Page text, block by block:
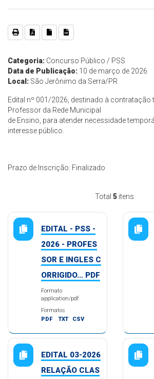
Categoria: Concurso Público / PSS
Data de Publicação: 10 de março de 2026
Local: São Jerônimo da Serra/PR
Edital nº 001/2026, destinado à contratação
Professor da Rede Municipal
de Ensino, para atender necessidade
interesse público.
Prazo de Inscrição: Finalizado
Total 5itens.
EDITAL - PSS -
2026 - PROFES
SOR E INGLES C
ORRIGIDO... PDF
Formato
application/pdf
Formatos
PDF
TXT CSV
EDITAL 03-2026
RELAÇÃO CLAS